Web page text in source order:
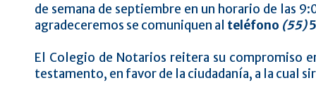
de semana de septiembre en un horario de las
agradeceremos se comuniquen al teléfono (55)
El Colegio de Notarios reitera su compromiso
testamento, en favor de la ciudadanía, a la cual